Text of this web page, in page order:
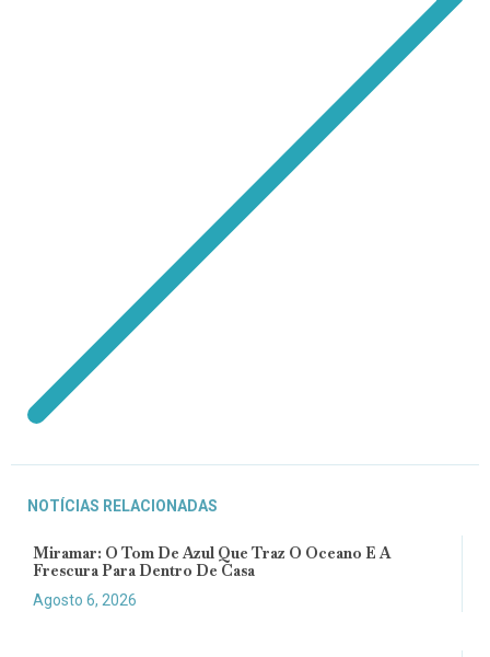
NOTÍCIAS RELACIONADAS
Miramar: O Tom De Azul Que Traz O Oceano E A
Frescura Para Dentro De Casa
Agosto 6, 2026